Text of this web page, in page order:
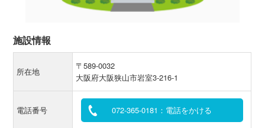
施設情報
所在地
〒589-0032
大阪府大阪狭山市岩室3-216-1
電話番号 072-365-0181：電話をかける